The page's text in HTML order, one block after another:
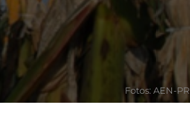
Fotos: AEN-PR